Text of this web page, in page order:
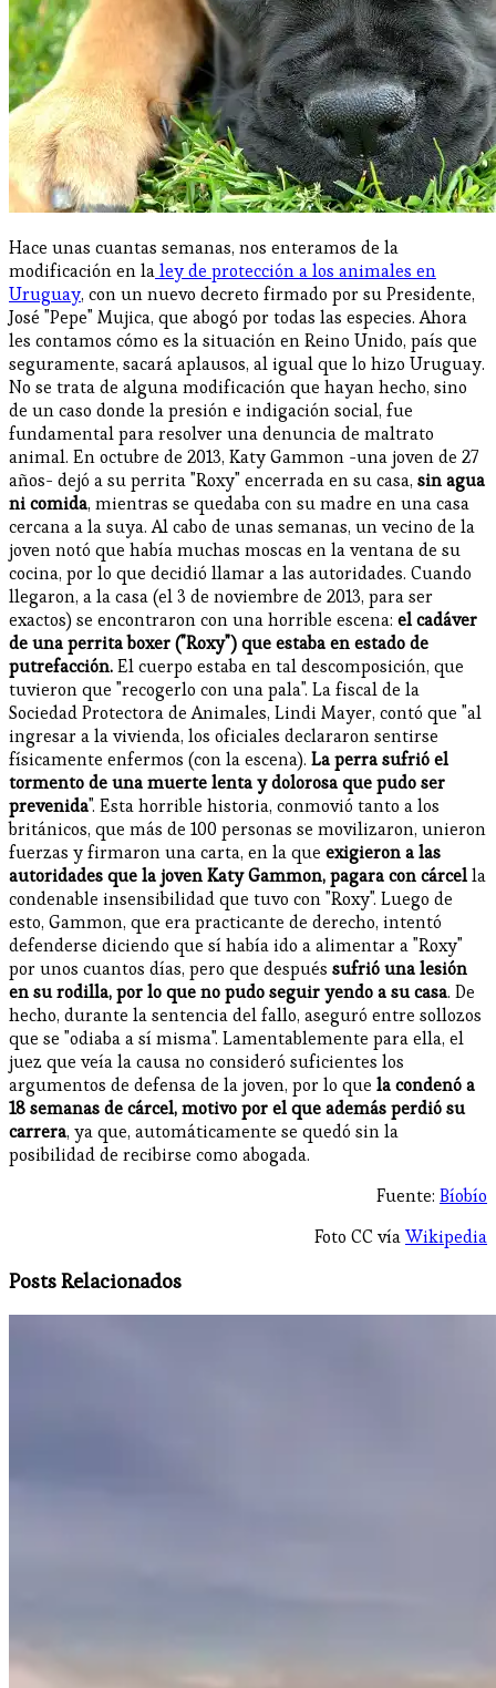
Hace unas cuantas semanas, nos enteramos de la
modificación en laley de protección a los animales en
Uruguay, con un nuevo decreto firmado por su Presidente,
José "Pepe" Mujica, que abogó por todas las especies. Ahora
les contamos cómo es la situación en Reino Unido, país que
seguramente, sacará aplausos, al igual que lo hizo Uruguay.
No se trata de alguna modificación que hayan hecho, sino
de un caso donde la presión e indigación social, fue
fundamental para resolver una denuncia de maltrato
animal. En octubre de 2013, Katy Gammon -una joven de 27
años- dejó a su perrita "Roxy" encerrada en su casa, sin agua
ni comida, mientras se quedaba con su madre en una casa
cercana a la suya. Al cabo de unas semanas, un vecino de la
joven notó que había muchas moscas en la ventana de su
cocina, por lo que decidió llamar a las autoridades. Cuando
llegaron, a la casa (el 3 de noviembre de 2013, para ser
exactos) se encontraron con una horrible escena: el cadáver
de una perrita boxer ("Roxy") que estaba en estado de
putrefacción.El cuerpo estaba en tal descomposición, que
tuvieron que "recogerlo con una pala". La fiscal de la
Sociedad Protectora de Animales, Lindi Mayer, contó que "al
ingresar a la vivienda, los oficiales declararon sentirse
físicamente enfermos (con la escena). La perra sufrió el
tormento de una muerte lenta y dolorosa que pudo ser
prevenida". Esta horrible historia, conmovió tanto a los
británicos, que más de 100 personas se movilizaron, unieron
fuerzas y firmaron una carta, en la que exigieron a las
autoridades que la joven Katy Gammon, pagara con cárcella
condenable insensibilidad que tuvo con "Roxy". Luego de
esto, Gammon, que era practicante de derecho, intentó
defenderse diciendo que sí había ido a alimentar a "Roxy"
por unos cuantos días, pero que después sufrió una lesión
en su rodilla, por lo que no pudo seguir yendo a su casa. De
hecho, durante la sentencia del fallo, aseguró entre sollozos
que se "odiaba a sí misma". Lamentablemente para ella, el
juez que veía la causa no consideró suficientes los
argumentos de defensa de la joven, por lo que la condenó a
18 semanas de cárcel, motivo por el que además perdió su
carrera, ya que, automáticamente se quedó sin la
posibilidad de recibirse como abogada.
Fuente: Bíobío
Foto CC víaWikipedia
Posts Relacionados